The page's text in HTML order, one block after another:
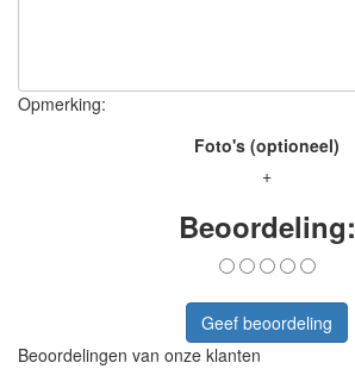
Opmerking:
Foto's (optioneel)
+
Beoordeling:
Geef beoordeling
Beoordelingen van onze klanten